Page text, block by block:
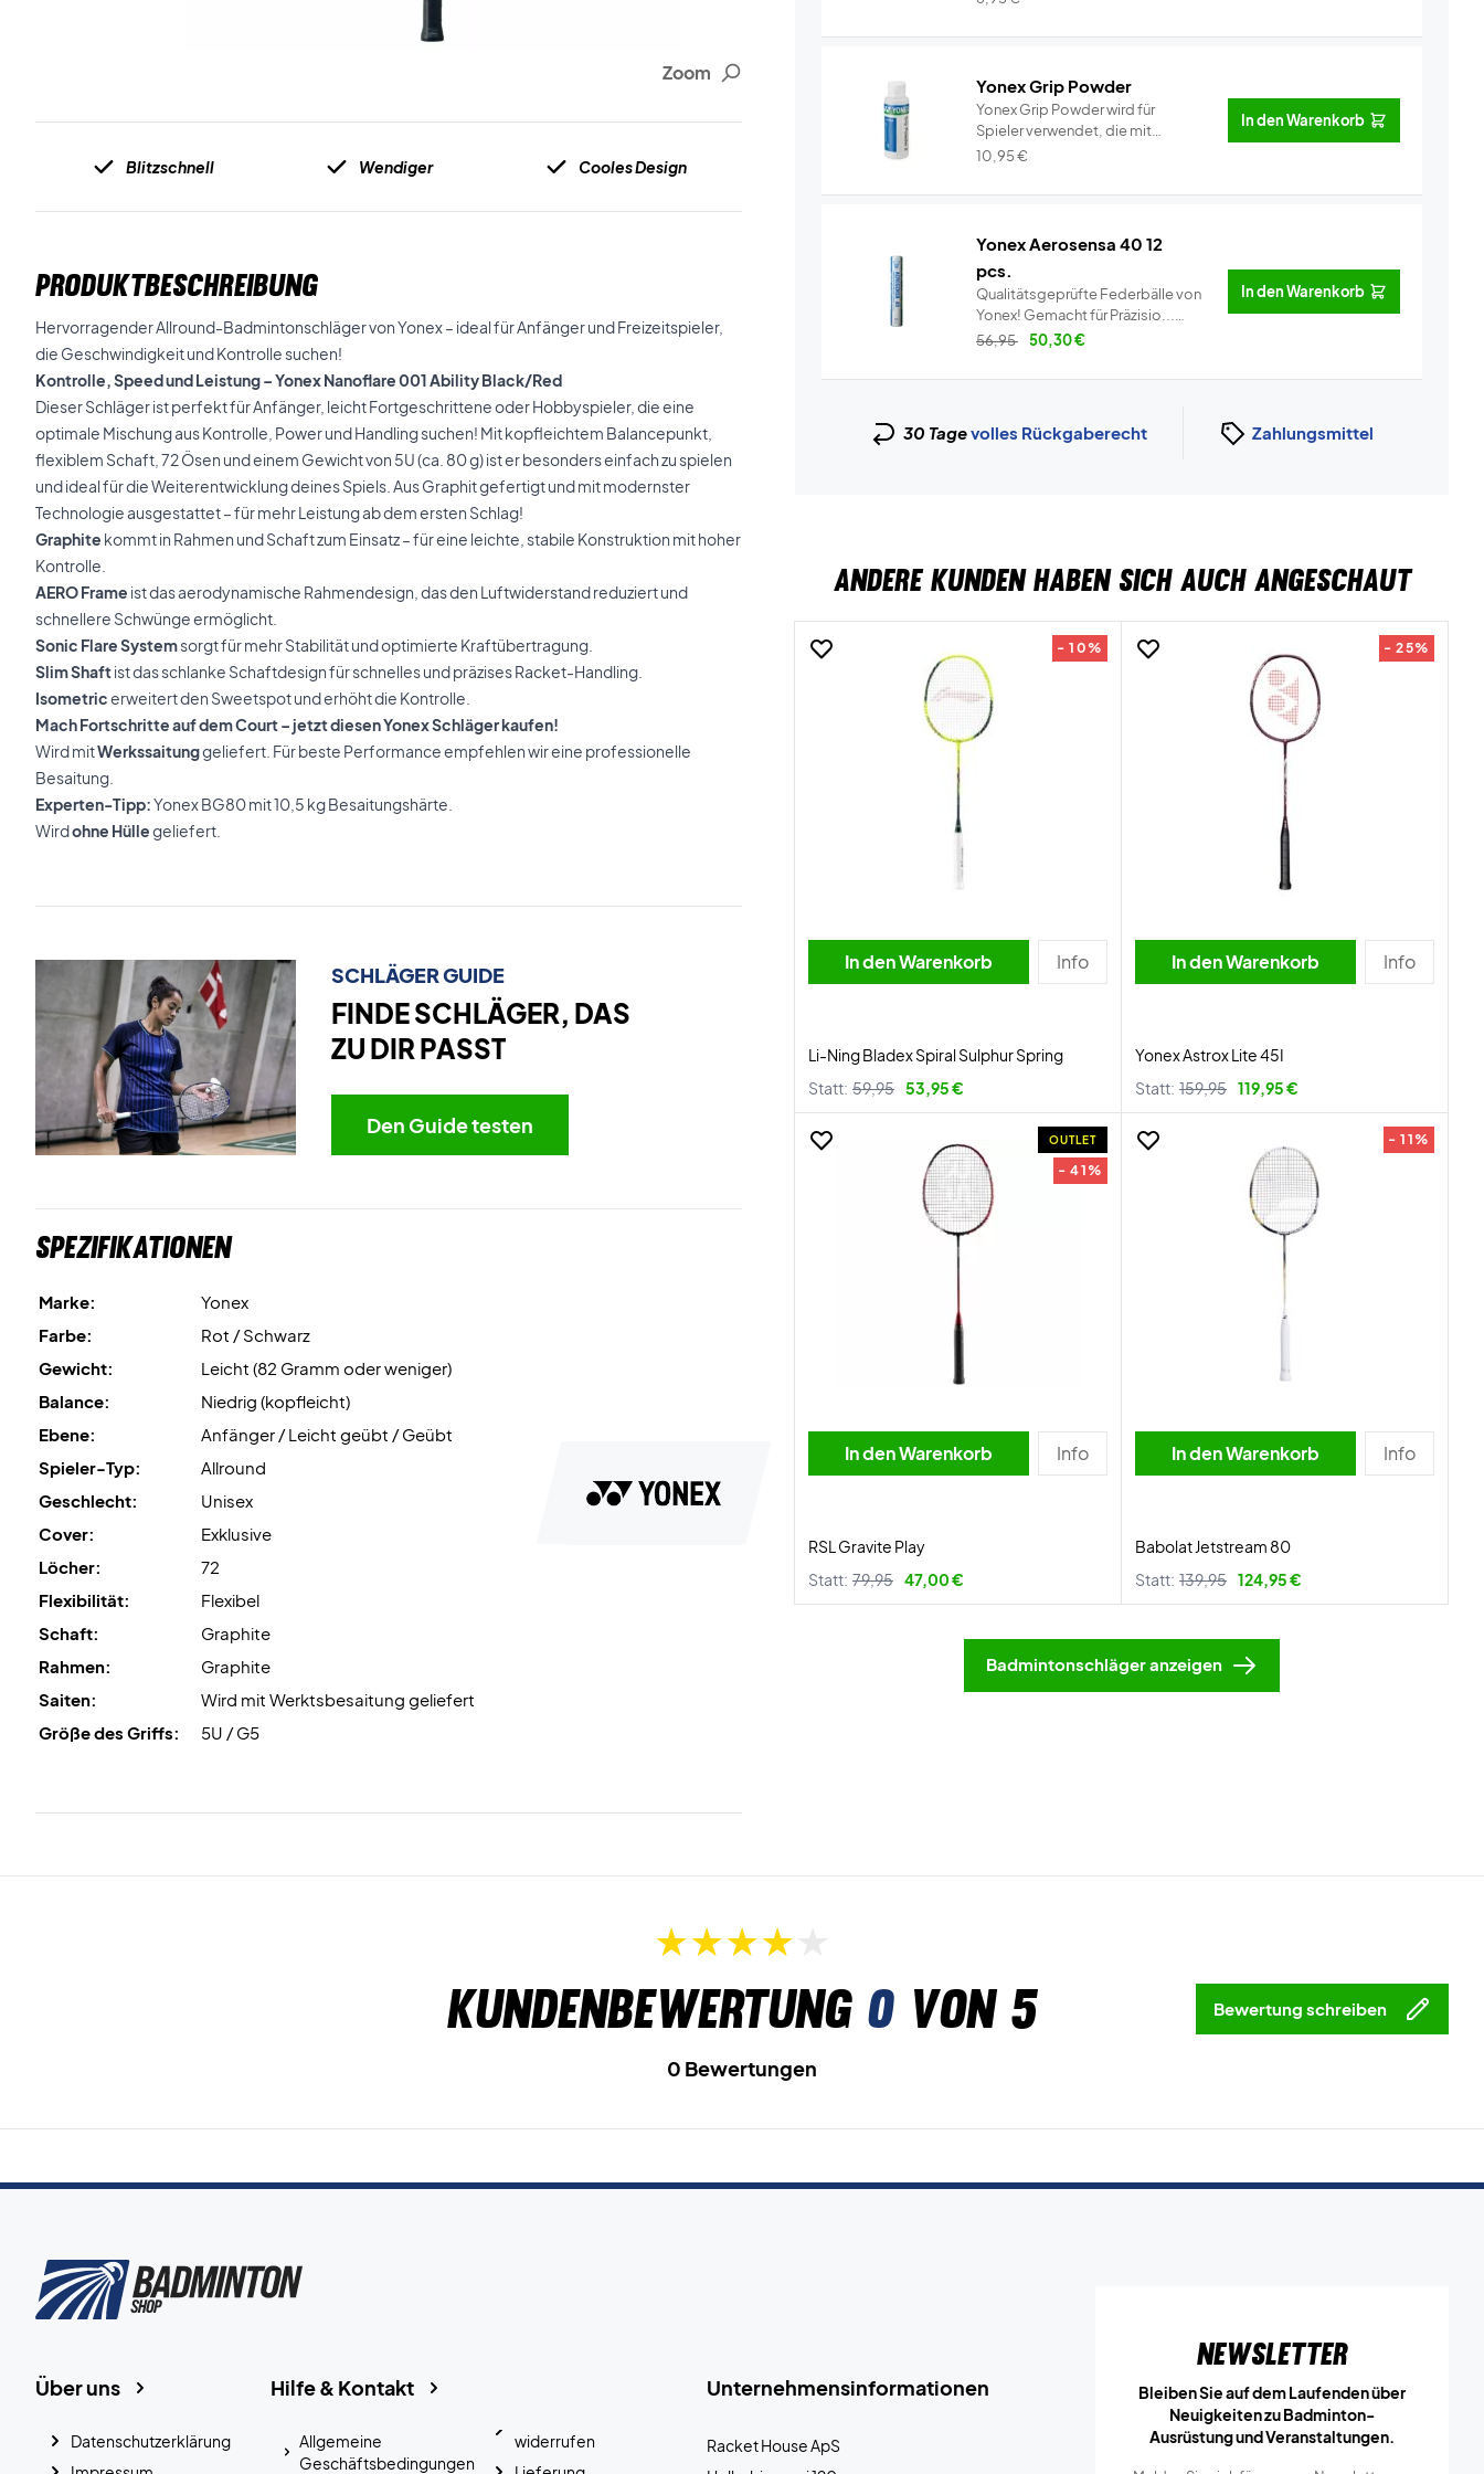
Zoom
Blitzschnell Wendiger Cooles Design
PRODUKTBESCHREIBUNG
Hervorragender Allround-Badmintonschläger von Yonex – ideal für Anfänger und Freizeitspieler,
die Geschwindigkeit und Kontrolle suchen!
Kontrolle, Speed und Leistung – Yonex Nanoflare 001 Ability Black/Red
Dieser Schläger ist perfekt für Anfänger, leicht Fortgeschrittene oder Hobbyspieler, die eine
optimale Mischung aus Kontrolle, Power und Handling suchen! Mit kopfleichtem Balancepunkt,
flexiblem Schaft, 72 Ösen und einem Gewicht von 5U (ca. 80 g) ist er besonders einfach zu spielen
und ideal für die Weiterentwicklung deines Spiels. Aus Graphit gefertigt und mit modernster
Technologie ausgestattet – für mehr Leistung ab dem ersten Schlag!
Graphite kommt in Rahmen und Schaft zum Einsatz – für eine leichte, stabile Konstruktion mit hoher
Kontrolle.
AERO Frame ist das aerodynamische Rahmendesign, das den Luftwiderstand reduziert und
schnellere Schwünge ermöglicht.
Sonic Flare Systemsorgt für mehr Stabilität und optimierte Kraftübertragung.
Slim Shaftist das schlanke Schaftdesign für schnelles und präzises Racket-Handling.
Isometricerweitert den Sweetspot und erhöht die Kontrolle.
Mach Fortschritte auf dem Court – jetzt diesen Yonex Schläger kaufen!
Wird mitWerkssaitunggeliefert. Für beste Performance empfehlen wir eine professionelle
Besaitung.
Experten-Tipp:Yonex BG80 mit 10,5 kg Besaitungshärte.
Wirdohne Hüllegeliefert.
SCHLÄGER GUIDE
FINDE SCHLÄGER, DAS
ZU DIR PASST
Den Guide testen
Spezifikationen
Marke:
Yonex
Farbe:
Rot / Schwarz
Gewicht:
Leicht (82 Gramm oder weniger)
Balance:
Niedrig (kopfleicht)
Ebene:
Anfänger / Leicht geübt / Geübt
Spieler-Typ:
Allround
Geschlecht:
Unisex
Cover:
Exklusive
Löcher:
72
Flexibilität:
Flexibel
Schaft:
Graphite
Rahmen:
Graphite
Saiten:
Wird mit Werktsbesaitung geliefert
Größe des Griffs:
5U / G5
Yonex Grip Powder
Yonex Grip Powder wird für
Spieler verwendet, die mit
Frottee-Gri...
10,95€
In den Warenkorb
Yonex Aerosensa 40 12
pcs.
Qualitätsgeprüfte Federbälle von
Yonex! Gemacht für Präzisio...
Info
56,95 50,30€
In den Warenkorb
30 Tagevolles Rückgaberecht Zahlungsmittel
ANDERE KUNDEN HABEN SICH AUCH ANGESCHAUT
- 10%
In den Warenkorb Info
Li-Ning Bladex Spiral Sulphur Spring
Statt: 59,95 53,95 €
- 25%
In den Warenkorb Info
Yonex Astrox Lite 45I
Statt: 159,95 119,95 €
OUTLET
- 41%
In den Warenkorb Info
RSL Gravite Play
Statt: 79,95 47,00 €
- 11%
In den Warenkorb Info
Babolat Jetstream 80
Statt: 139,95 124,95 €
Badmintonschläger anzeigen
Kundenbewertung 0von 5 Bewertung schreiben
0 Bewertungen
Unternehmensinformationen
Racket House ApS
Hilfe & Kontakt
Allgemeine
Geschäftsbedingungen
widerrufen
Über uns
Datenschutzerklärung
Newsletter
Bleiben Sie auf dem Laufenden über
Neuigkeiten zu Badminton-
Ausrüstung und Veranstaltungen.